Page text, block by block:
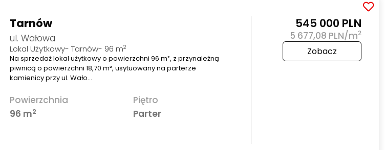
Tarnów
ul. Wałowa
Lokal Użytkowy- Tarnów- 96 m2
Na sprzedaż lokal użytkowy o powierzchni 96 m², z przynależną
piwnicą o powierzchni 18,70 m², usytuowany na parterze
kamienicy przy ul. Wało…
Powierzchnia
96 m2
Piętro
Parter
545 000 PLN
5 677,08 PLN/m2
Zobacz